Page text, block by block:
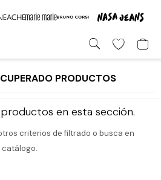
PRODUCTOS
en esta sección.
criterios de filtrado o busca en